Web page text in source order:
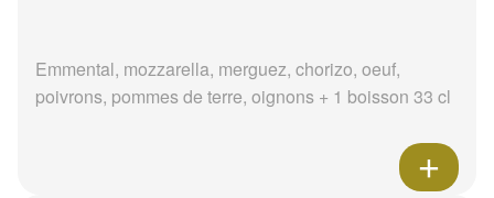
Emmental, mozzarella, merguez, chorizo, oeuf,
poivrons, pommes de terre, oignons + 1 boisson 33 cl